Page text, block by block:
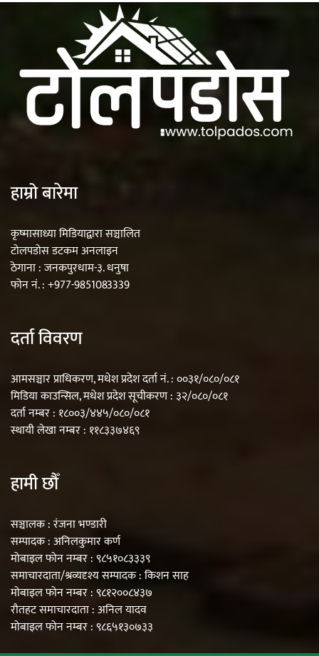
हाम्रो बारेमा
कृष्मासाध्या मिडियाद्वारा सञ्चालित
टोलपडोस डटकम अनलाइन
ठेगाना : जनकपुरधाम-३. धनुषा
फोन नं. : +977-9851083339
दर्ता विवरण
आमसञ्चार प्राधिकरण, मधेश प्रदेश दर्ता नं. : ००३१/०८०/०८१
मिडिया काउन्सिल, मधेश प्रदेश सूचीकरण : ३२/०८०/०८१
दर्ता नम्बर : १८००३/४४५/०८०/०८१
स्थायी लेखा नम्बर : ११८३३७४६९
हामी छौँ
सञ्चालक : रंजना भण्डारी
सम्पादक : अनिलकुमार कर्ण
मोबाइल फोन नम्बर : ९८५१०८३३३९
समाचारदाता/श्रव्यदृश्य सम्पादक : किशन साह
मोबाइल फोन नम्बर : ९८१२००८४३७
रौतहट समाचारदाता : अनिल यादव
मोबाइल फोन नम्बर : ९८६५१३०७३३